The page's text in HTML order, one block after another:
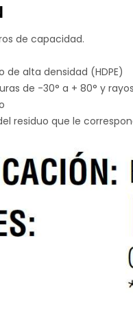
de capacidad.
de alta densidad (HDPE)
de -30° a + 80° y rayos
residuo que le